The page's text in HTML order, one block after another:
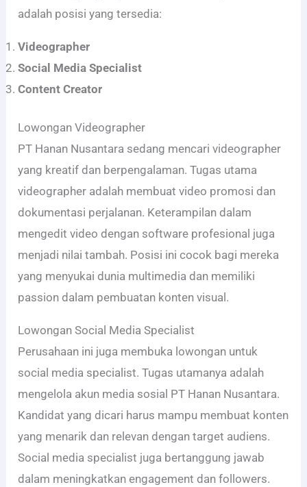
adalah posisi yang tersedia:
Videographer
Social Media Specialist
Content Creator
Lowongan Videographer
PT Hanan Nusantara sedang mencari videographer
yang kreatif dan berpengalaman. Tugas utama
videographer adalah membuat video promosi dan
dokumentasi perjalanan. Keterampilan dalam
mengedit video dengan software profesional juga
menjadi nilai tambah. Posisi ini cocok bagi mereka
yang menyukai dunia multimedia dan memiliki
passion dalam pembuatan konten visual.
Lowongan Social Media Specialist
Perusahaan ini juga membuka lowongan untuk
social media specialist. Tugas utamanya adalah
mengelola akun media sosial PT Hanan Nusantara.
Kandidat yang dicari harus mampu membuat konten
yang menarik dan relevan dengan target audiens.
Social media specialist juga bertanggung jawab
dalam meningkatkan engagement dan followers.